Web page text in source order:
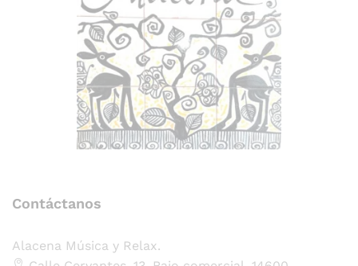
Contáctanos
Alacena Música y Relax.